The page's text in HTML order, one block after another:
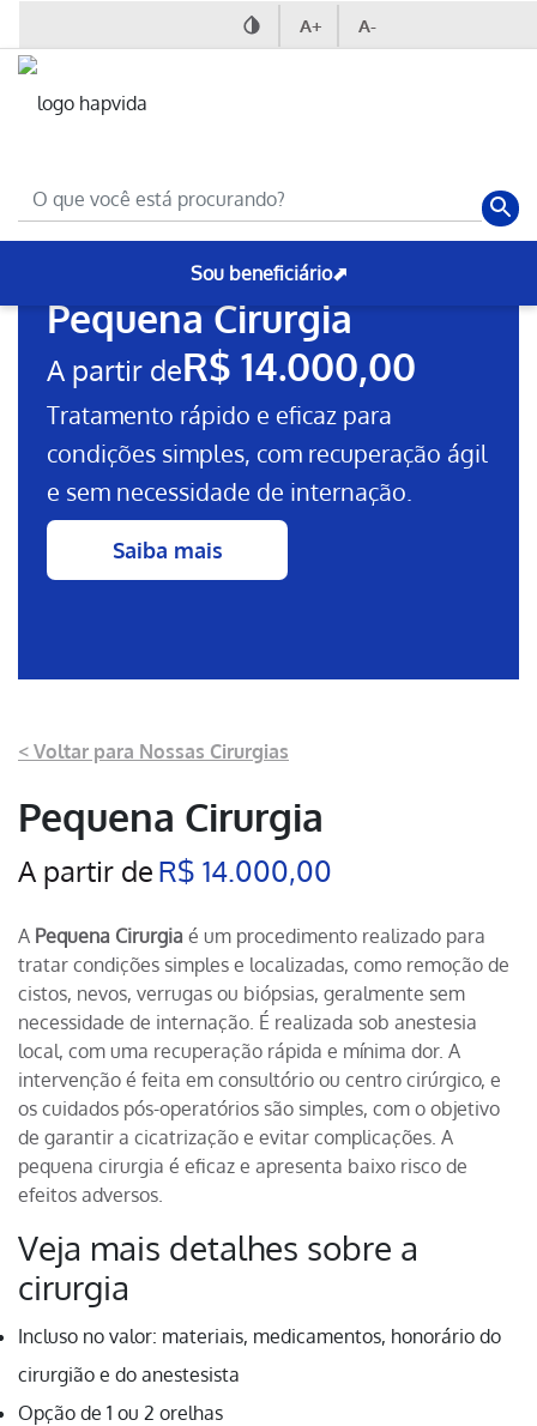
A+ A-
Sou beneficiário⬈
Cirurgia Plástica
Pequena Cirurgia
A partir deR$ 14.000,00
Tratamento rápido e eficaz para
condições simples, com recuperação ágil
e sem necessidade de internação.
Saiba mais
< Voltar para Nossas Cirurgias
Pequena Cirurgia
A partir deR$ 14.000,00
A Pequena Cirurgia é um procedimento realizado para
tratar condições simples e localizadas, como remoção de
cistos, nevos, verrugas ou biópsias, geralmente sem
necessidade de internação. É realizada sob anestesia
local, com uma recuperação rápida e mínima dor. A
intervenção é feita em consultório ou centro cirúrgico, e
os cuidados pós-operatórios são simples, com o objetivo
de garantir a cicatrização e evitar complicações. A
pequena cirurgia é eficaz e apresenta baixo risco de
efeitos adversos.
Veja mais detalhes sobre a
cirurgia
Incluso no valor: materiais, medicamentos, honorário do
cirurgião e do anestesista
Opção de 1 ou 2 orelhas